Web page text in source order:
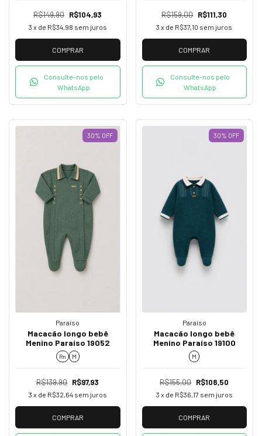
R$149,90 R$104,93
3 x de R$34,98 sem juros
COMPRAR
Consulte-nos pelo
WhatsApp
R$159,00 R$111,30
3 x de R$37,10 sem juros
COMPRAR
Consulte-nos pelo
WhatsApp
30% OFF
Paraíso
Macacão longo bebê
Menino Paraíso 19052
Rn M
R$139,90 R$97,93
3 x de R$32,64 sem juros
COMPRAR
30% OFF
Paraíso
Macacão longo bebê
Menino Paraíso 19100
M
R$155,00 R$108,50
3 x de R$36,17 sem juros
COMPRAR